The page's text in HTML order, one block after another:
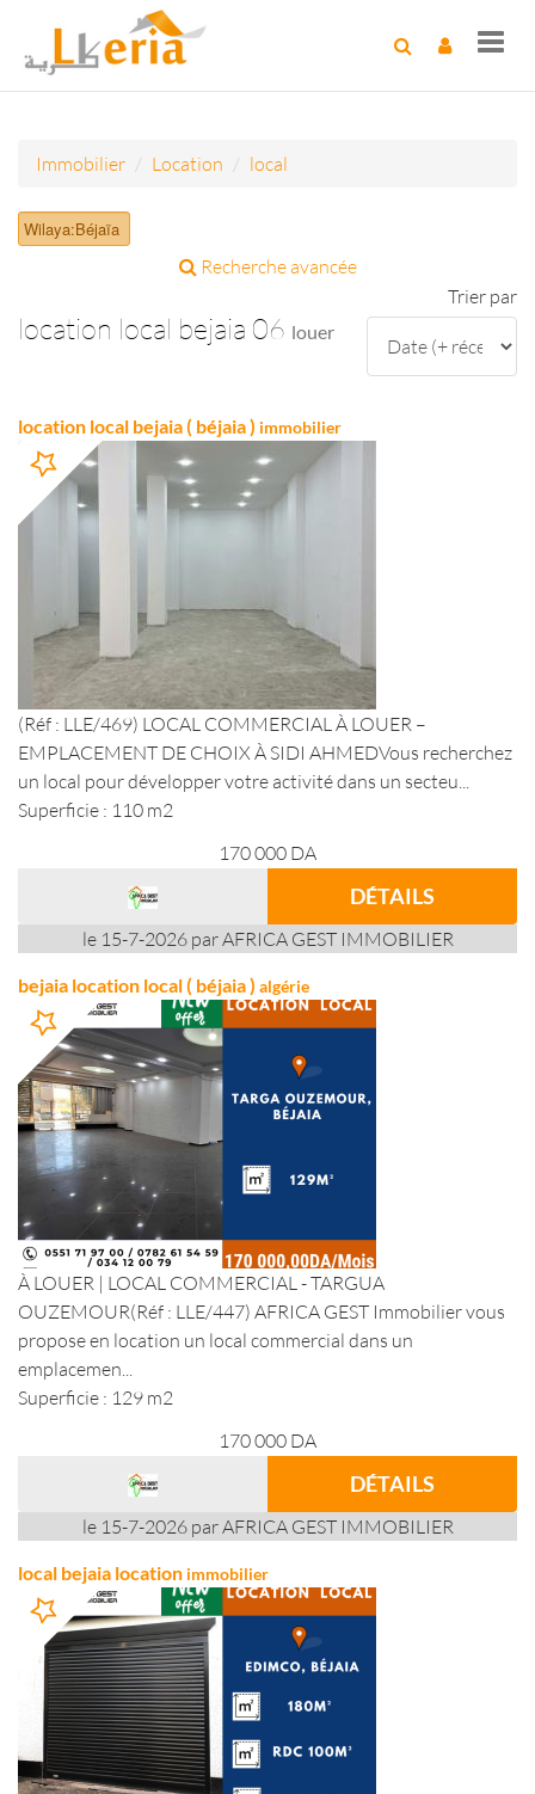
Immobilier Location local
Wilaya:Béjaïa
Recherche avancée
location local bejaia 06 louer
Trier par
location local bejaia ( béjaia ) immobilier
(Réf : LLE/469) LOCAL COMMERCIAL À LOUER –
EMPLACEMENT DE CHOIX À SIDI AHMEDVous recherchez
un local pour développer votre activité dans un secteu...
Superficie : 110 m2
170 000 DA
DÉTAILS
le 15-7-2026 par AFRICA GEST IMMOBILIER
bejaia location local ( béjaia ) algérie
À LOUER | LOCAL COMMERCIAL - TARGUA
OUZEMOUR(Réf : LLE/447) AFRICA GEST Immobilier vous
propose en location un local commercial dans un
emplacemen...
Superficie : 129 m2
170 000 DA
DÉTAILS
le 15-7-2026 par AFRICA GEST IMMOBILIER
local bejaia location immobilier